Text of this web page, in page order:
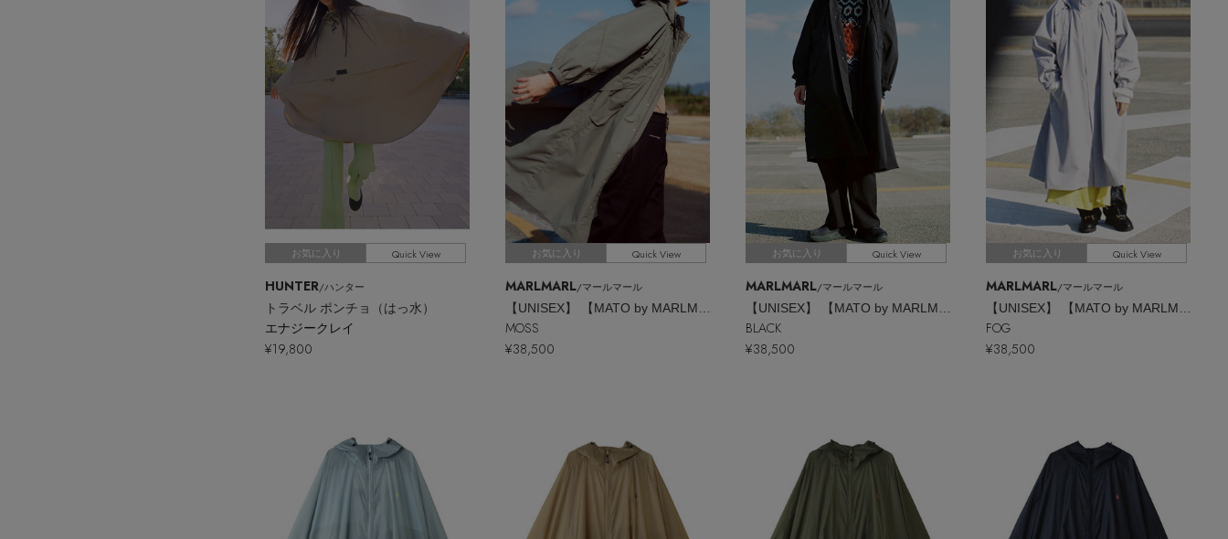
お気に入り Quick View
HUNTER/ハンター
トラベル ポンチョ（はっ水）
エナジークレイ
¥19,800
お気に入り Quick View
MARLMARL/マールマール
MOSS
¥38,500
お気に入り Quick View
MARLMARL/マールマール
BLACK
¥38,500
お気に入り Quick View
MARLMARL/マールマール
FOG
¥38,500